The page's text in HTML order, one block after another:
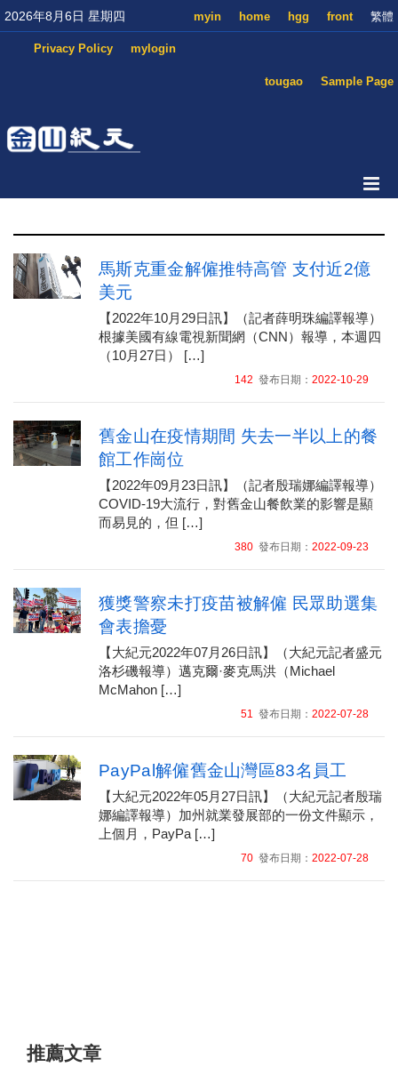
2026年8月6日 星期四 繁體
front
hgg
home
myin
mylogin
Privacy Policy
Sample Page
tougao
馬斯克重金解僱推特高管 支付近2億
美元
【2022年10月29日訊】（記者薛明珠編譯報導）
根據美國有線電視新聞網（CNN）報導，本週四
（10月27日） […]
142 發布日期： 2022-10-29
舊金山在疫情期間 失去一半以上的餐
館工作崗位
【2022年09月23日訊】（記者殷瑞娜編譯報導）
COVID-19大流行，對舊金山餐飲業的影響是顯
而易見的，但 […]
380發布日期： 2022-09-23
獲獎警察未打疫苗被解僱 民眾助選集
會表擔憂
【大紀元2022年07月26日訊】（大紀元記者盛元
洛杉磯報導）邁克爾·麥克馬洪（Michael
McMahon […]
51 發布日期： 2022-07-28
PayPal解僱舊金山灣區83名員工
【大紀元2022年05月27日訊】（大紀元記者殷瑞
娜編譯報導）加州就業發展部的一份文件顯示，
上個月，PayPa […]
70發布日期： 2022-07-28
推薦文章